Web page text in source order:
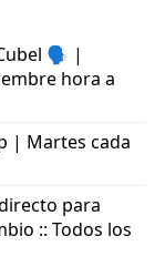
Cubel 🗣️ |
hora a
| Martes cada
para
:: Todos los